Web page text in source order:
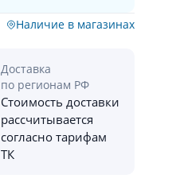
Наличие в магазинах
Доставка
по регионам РФ
Стоимость доставки
рассчитывается
согласно тарифам
ТК